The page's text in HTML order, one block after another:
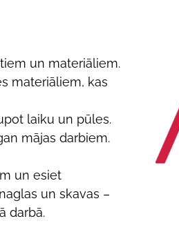
un materiāliem.
materiāliem, kas
laiku un pūles.
mājas darbiem.
un esiet
un skavas –
darbā.